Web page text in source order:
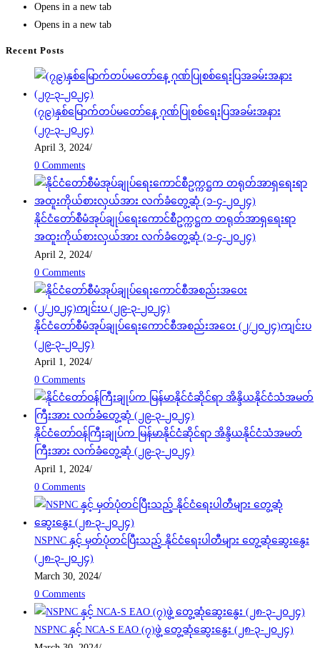
Opens in a new tab
Opens in a new tab
Recent Posts
(၇၉)နှစ်မြောက်တပ်မတော်နေ့ ဂုဏ်ပြုစစ်ရေးပြအခမ်းအနား
(၂၇-၃-၂၀၂၄)
April 3, 2024/
0 Comments
နိုင်ငံတော်စီမံအုပ်ချုပ်ရေးကောင်စီဥက္ကဋ္ဌက တရုတ်အာရှရေးရာ
အထူးကိုယ်စားလှယ်အား လက်ခံတွေ့ဆုံ (၁-၄-၂၀၂၄)
April 2, 2024/
0 Comments
နိုင်ငံတော်စီမံအုပ်ချုပ်ရေးကောင်စီအစည်းအဝေး (၂/၂၀၂၄)ကျင်းပ
(၂၉-၃-၂၀၂၄)
April 1, 2024/
0 Comments
နိုင်ငံတော်ဝန်ကြီးချုပ်က မြန်မာနိုင်ငံဆိုင်ရာ အိန္ဒိယနိုင်ငံသံအမတ်
ကြီးအား လက်ခံတွေ့ဆုံ (၂၉-၃-၂၀၂၄)
April 1, 2024/
0 Comments
NSPNC နှင့် မှတ်ပုံတင်ပြီးသည့် နိုင်ငံရေးပါတီများ တွေ့ဆုံဆွေးနွေး
(၂၈-၃-၂၀၂၄)
March 30, 2024/
0 Comments
NSPNC နှင့် NCA-S EAO (၇)ဖွဲ့ တွေ့ဆုံဆွေးနွေး (၂၈-၃-၂၀၂၄)